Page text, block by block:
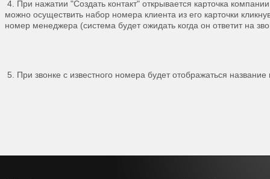
4. При нажатии "Создать контакт" открывается карточка
можно осуществить набор номера клиента из его карточки
номер менеджера (система будет ожидать когда он ответит на
5. При звонке с известного номера будет отображаться